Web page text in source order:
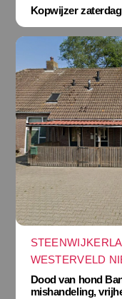
Kopwijzer
WESTERVELD
Dood van hond
mishandeling,